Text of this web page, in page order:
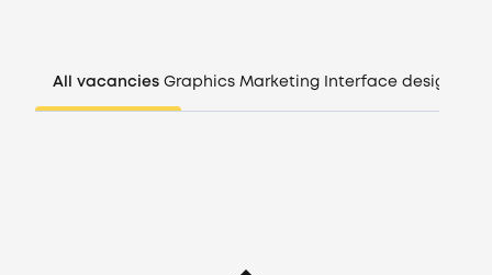
All vacancies Graphics Marketing Interface design